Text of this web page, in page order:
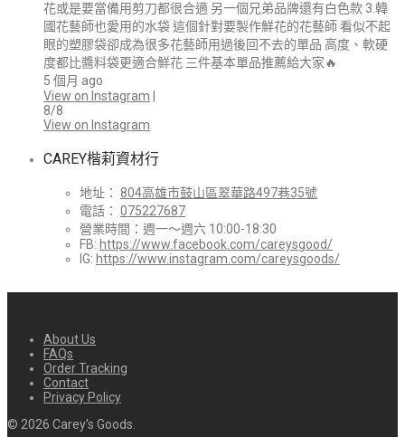
花或是要當備用剪刀都很合適 另一個兄弟品牌還有白色款 3.韓
國花藝師也愛用的水袋 這個針對要製作鮮花的花藝師 看似不起
眼的塑膠袋卻成為很多花藝師用過後回不去的單品 高度、軟硬
度都比醬料袋更適合鮮花 三件基本單品推薦給大家🔥
5 個月 ago
View on Instagram
8/8
View on Instagram
CAREY楷莉資材行
地址： 804高雄市鼓山區翠華路497巷35號
電話： 075227687
營業時間：週一～週六 10:00-18:30
FB: https://www.facebook.com/careysgood/
IG: https://www.instagram.com/careysgoods/
About Us
FAQs
Order Tracking
Contact
Privacy Policy
© 2026 Carey's Goods.